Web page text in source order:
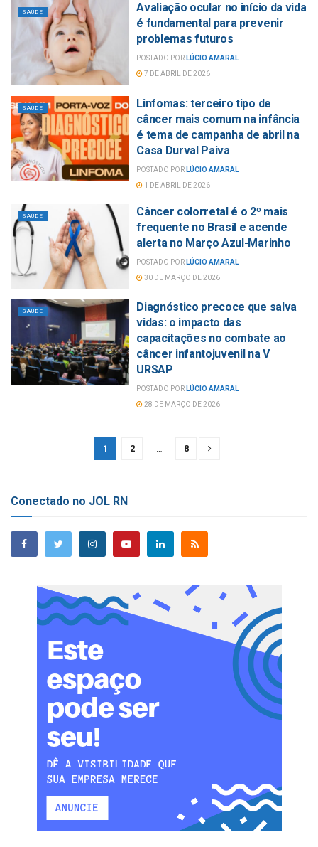
SAÚDE
Avaliação ocular no início da vida
é fundamental para prevenir
problemas futuros
POSTADO POR LÚCIO AMARAL
7 DE ABRIL DE 2026
SAÚDE
Linfomas: terceiro tipo de
câncer mais comum na infância
é tema de campanha de abril na
Casa Durval Paiva
POSTADO POR LÚCIO AMARAL
1 DE ABRIL DE 2026
SAÚDE
Câncer colorretal é o 2º mais
frequente no Brasil e acende
alerta no Março Azul-Marinho
POSTADO POR LÚCIO AMARAL
30 DE MARÇO DE 2026
SAÚDE
Diagnóstico precoce que salva
vidas: o impacto das
capacitações no combate ao
câncer infantojuvenil na V
URSAP
POSTADO POR LÚCIO AMARAL
28 DE MARÇO DE 2026
1 2 … 8
Conectado no JOL RN